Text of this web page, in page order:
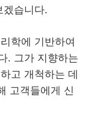
겠습니다.
학에 기반하여
. 그가 지향하는
고 개척하는 데
고객들에게 신